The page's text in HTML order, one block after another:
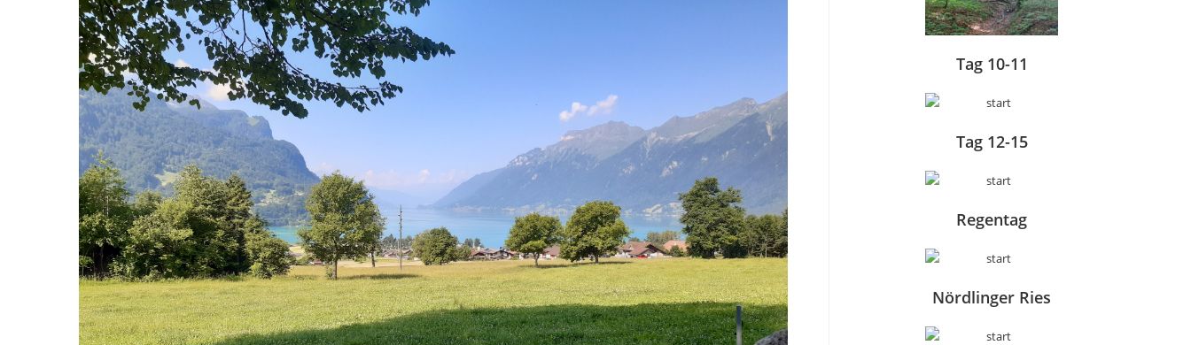
Tag 10-11
Tag 12-15
Regentag
Nördlinger Ries